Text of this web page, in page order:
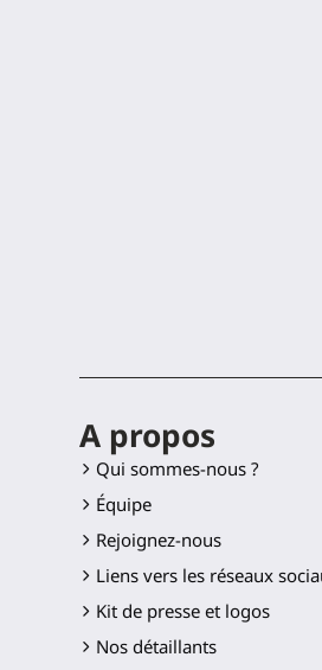
A propos
Qui sommes-nous ?
Équipe
Rejoignez-nous
Liens vers les réseaux
Kit de presse et logos
Nos détaillants